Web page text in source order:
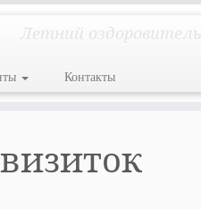
Летний
Контакты